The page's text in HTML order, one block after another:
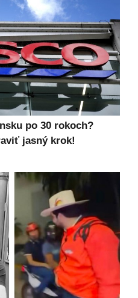
po 30 rokoch?
jasný krok!